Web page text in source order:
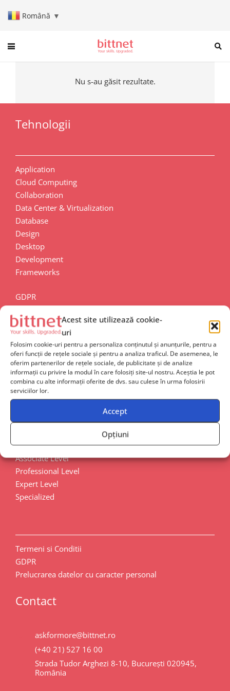
Acest site utilizează cookie-
uri
Folosim cookie-uri pentru a personaliza conținutul și anunțurile, pentru a
oferi funcții de rețele sociale și pentru a analiza traficul. De asemenea, le
oferim partenerilor de rețele sociale, de publicitate și de analize
informații cu privire la modul în care folosiți site-ul nostru. Aceștia le pot
combina cu alte informații oferite de dvs. sau culese în urma folosirii
serviciilor lor.
Accept
Opțiuni
Română ▼
When autocomplete results
Nu s-au găsit rezultate.
Tehnologii
Application
Cloud Computing
Collaboration
Data Center & Virtualization
Database
Design
Desktop
Development
Frameworks
GDPR
ITIL & Management Infrastructure
Machine Learning
Operating Sustems
Routing & Switching
Security
Service Provider
Wireless & Mobility
Nivel de specializare
Associate Level
Professional Level
Expert Level
Specialized
Termeni si Conditii
GDPR
Prelucrarea datelor cu caracter personal
Contact
askformore@bittnet.ro
(+40 21) 527 16 00
Strada Tudor Arghezi 8-10, București 020945,
România